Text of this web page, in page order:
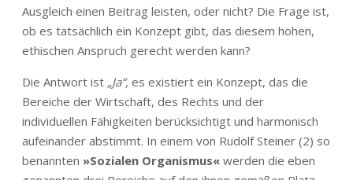
Ausgleich einen Beitrag leisten, oder nicht? Die Frage ist,
ob es tatsächlich ein Konzept gibt, das diesem hohen,
ethischen Anspruch gerecht werden kann?
Die Antwort ist „Ja“, es existiert ein Konzept, das die
Bereiche der Wirtschaft, des Rechts und der
individuellen Fähigkeiten berücksichtigt und harmonisch
aufeinander abstimmt. In einem von Rudolf Steiner (2) so
benannten »Sozialen Organismus« werden die eben